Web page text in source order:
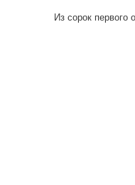
Из сорок первого